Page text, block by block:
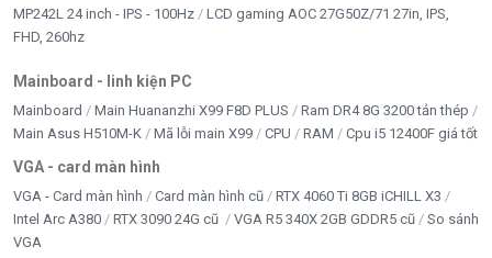
MP242L 24 inch - IPS - 100Hz
LCD gaming AOC 27G50Z/71 27in, IPS,
FHD, 260hz
Mainboard - linh kiện PC
Mainboard Main Huananzhi X99 F8D PLUS
Ram DR4 8G 3200 tản thép
Main Asus H510M-K
Mã lỗi main X99 CPU RAM Cpu i5 12400F giá tốt
VGA - card màn hình
VGA - Card màn hình Card màn hình cũ
RTX 4060 Ti 8GB iCHILL X3
Intel Arc A380
RTX 3090 24G cũ VGA R5 340X 2GB GDDR5 cũ
So sánh
VGA